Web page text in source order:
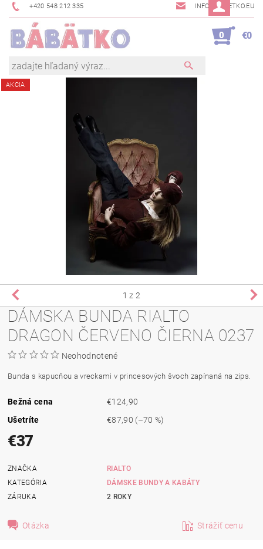
+420 548 212 335 INFO@BABETKO.EU
0 €0
AKCIA
1 z 2
DÁMSKA BUNDA RIALTO
DRAGON ČERVENO ČIERNA 0237
Neohodnotené
Bunda s kapucňou a vreckami v princesových švoch zapínaná na zips
Bežná cena
€124,90
Ušetríte
€87,90 (–70 %)
€37
ZNAČKA
RIALTO
KATEGÓRIA
DÁMSKE BUNDY A KABÁTY
ZÁRUKA
2 ROKY
Otázka Strážiť cenu